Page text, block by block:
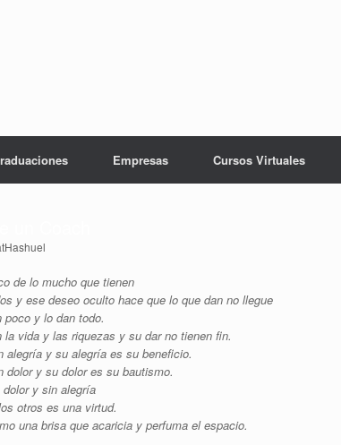
Empresas Cursos Virtuales
de lo mucho que tienen
y ese deseo oculto hace que lo que dan no llegue
y lo dan todo.
vida y las riquezas y su dar no tienen fin.
alegría y su alegría es su beneficio.
dolor y su dolor es su bautismo.
y sin alegría
otros es una virtud.
una brisa que acaricia y perfuma el espacio.